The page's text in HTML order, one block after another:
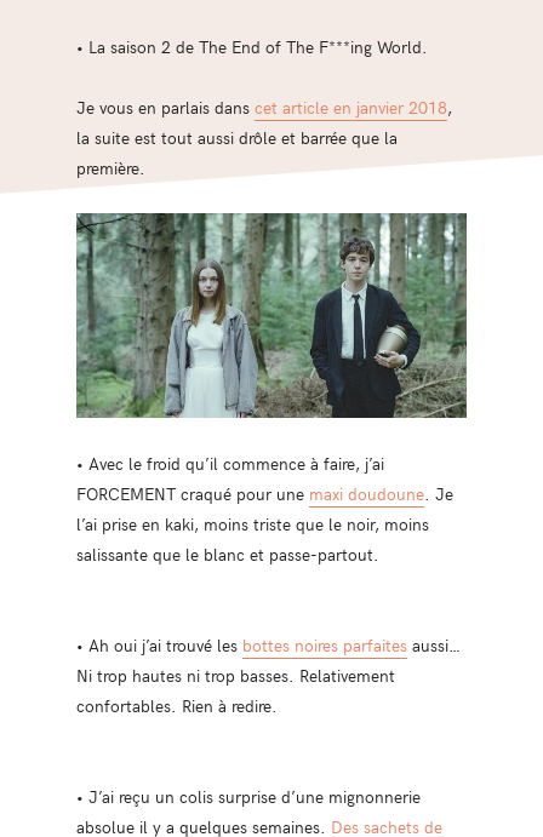
• La saison 2 de The End of The F***ing World.
Je vous en parlais dans cet article en janvier 2018,
la suite est tout aussi drôle et barrée que la
première.
• Avec le froid qu’il commence à faire, j’ai
FORCEMENT craqué pour une maxi doudoune. Je
l’ai prise en kaki, moins triste que le noir, moins
salissante que le blanc et passe-partout.
• Ah oui j’ai trouvé les bottes noires parfaitesaussi…
Ni trop hautes ni trop basses. Relativement
confortables. Rien à redire.
• J’ai reçu un colis surprise d’une mignonnerie
absolue il y a quelques semaines. Des sachets de